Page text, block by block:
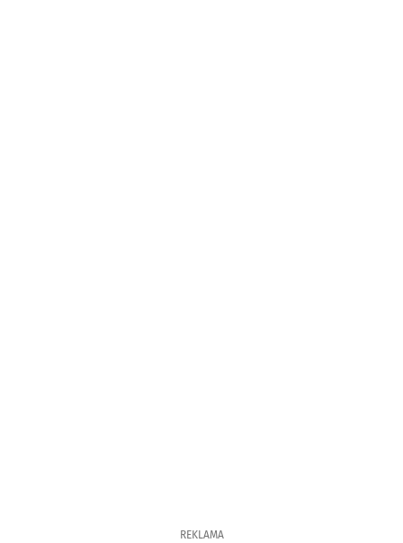
REKLAMA